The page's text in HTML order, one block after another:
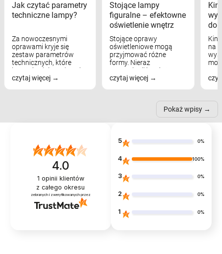
Jak czytać parametry
techniczne lampy?
Za nowoczesnymi
oprawami kryje się
zestaw parametrów
technicznych, które
bezpośrednio wpływają
na komfort widzenia,
czytaj więcej
Stojące lampy
figuralne – efektowne
oświetlenie wnętrz
Stojące oprawy
oświetleniowe mogą
przyjmować różne
formy. Nieraz
wspominaliśmy już
modele na łukowych
nich może przydać się w
czytaj więcej
na
Pokaż wpisy
4.0
1 opinii klientów
z całego okresu
zebranych i zweryfikowanych przez
5 0%
4 100%
3 0%
2 0%
1 0%